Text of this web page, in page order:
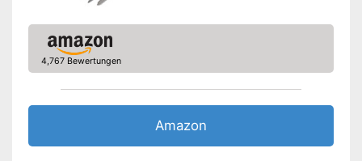
4,767 Bewertungen
Amazon